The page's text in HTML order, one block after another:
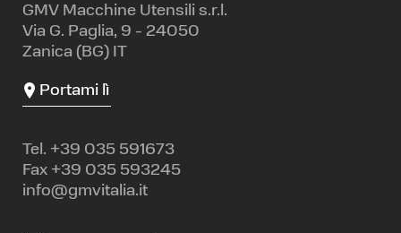
GMV Macchine Utensili s.r.l.
Via G. Paglia, 9 - 24050
Zanica (BG) IT
Portami lì
Tel. +39 035 591673
Fax +39 035 593245
info@gmvitalia.it